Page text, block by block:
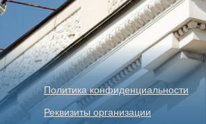
Политика конфиденциальности
Реквизиты организации